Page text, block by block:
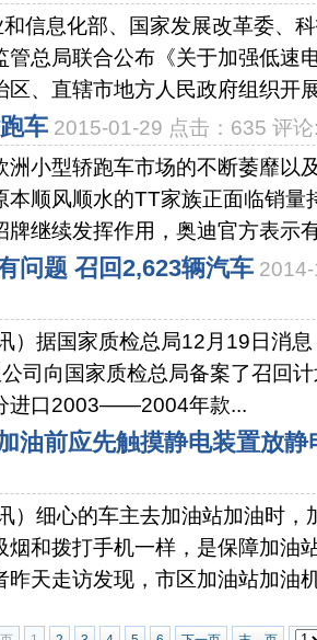
信息化部、国家发展改革委、
管总局联合公布《关于加强低速
区、直辖市地方人民政府组织开
车 2015-01-29 点击：635 评
洲小型轿跑车市场的不断萎靡以
本顺风顺水的TT家族正面临销量
牌继续发挥作用，奥迪官方表示
问题 召回2,623辆汽车
）据国家质检总局12月19日消
司向国家质检总局备案了召回
进口2003——2004年款...
油前应先触摸静电装置放静
）细心的车主去加油站加油时
烟和拨打手机一样，是保障加油
昨天走访发现，市区加油站加油